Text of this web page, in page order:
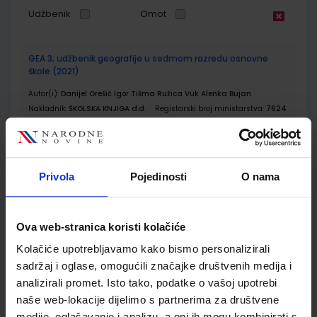
Privola Pojedinosti O nama
Ova web-stranica koristi kolačiće
Kolačiće upotrebljavamo kako bismo personalizirali
sadržaj i oglase, omogućili značajke društvenih medija i
analizirali promet. Isto tako, podatke o vašoj upotrebi
naše web-lokacije dijelimo s partnerima za društvene
Udžbenik Omot
GEA 3; udžbenik geografije u sedmom razredu osnovne
škole (2021)
Autor(i): Danijel Orešić Igor Tišma Ružica Vuk Alenka Bujan
Nakladnik: ŠKOLSKA KNJIGA d.d. Registarski broj ministarstva: 7624
SKU:569105
Udžbenik
škole (2021)
Autor(i): Danijel Orešić Ružica Vuk Igor Tišma Alenka Bujan
Nakladnik:ŠKOLSKA KNJIGA d.d.
Registarski broj ministarstva:
7624-DOM